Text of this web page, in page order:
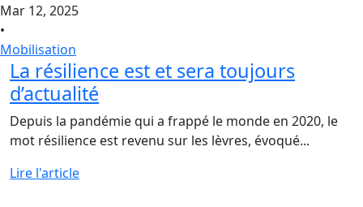
Mar 12, 2025
•
Mobilisation
La résilience est et sera toujours
d’actualité
Depuis la pandémie qui a frappé le monde en 2020, le
mot résilience est revenu sur les lèvres, évoqué...
Lire l'article